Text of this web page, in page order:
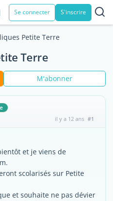
Se connecter S'inscrire
Petite Terre
Terre
M'abonner
il y a 12 ans #1
et je viens de
scolarisés sur Petite
et souhaite ne pas dévier